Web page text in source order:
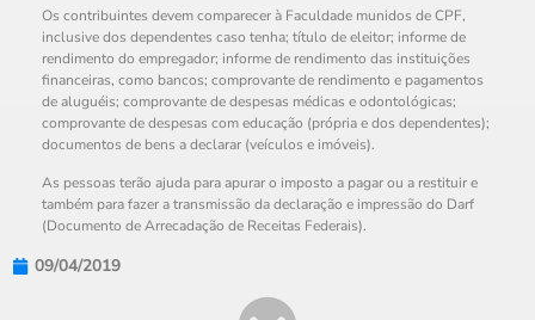
Os contribuintes devem comparecer à Faculdade munidos de CPF,
inclusive dos dependentes caso tenha; título de eleitor; informe de
rendimento do empregador; informe de rendimento das instituições
financeiras, como bancos; comprovante de rendimento e pagamentos
de aluguéis; comprovante de despesas médicas e odontológicas;
comprovante de despesas com educação (própria e dos dependentes);
documentos de bens a declarar (veículos e imóveis).
As pessoas terão ajuda para apurar o imposto a pagar ou a restituir e
também para fazer a transmissão da declaração e impressão do Darf
(Documento de Arrecadação de Receitas Federais).
09/04/2019